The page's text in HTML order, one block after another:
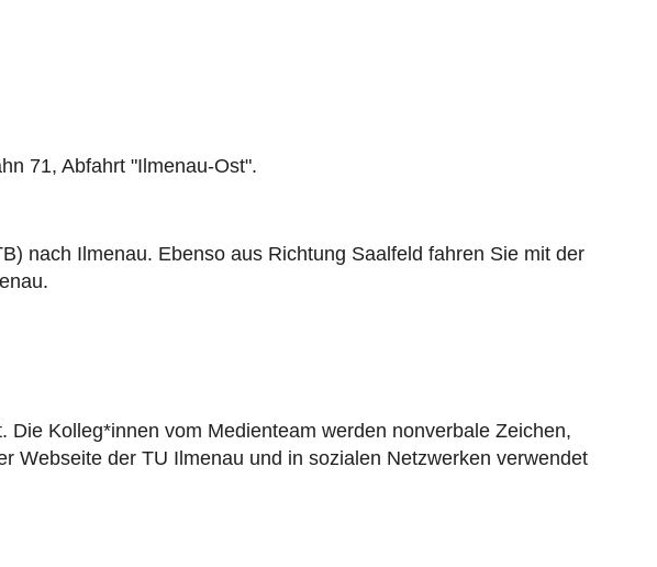
71, Abfahrt "Ilmenau-Ost".
nach Ilmenau. Ebenso aus Richtung Saalfeld fahren Sie mit der
Kolleg*innen vom Medienteam werden nonverbale Zeichen,
Webseite der TU Ilmenau und in sozialen Netzwerken verwendet